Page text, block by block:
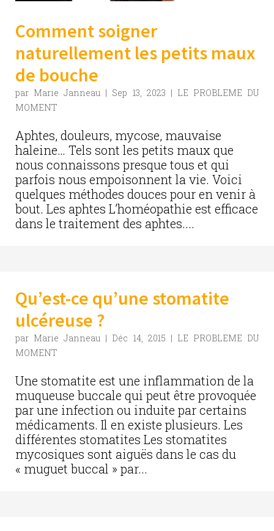
Comment soigner
naturellement les petits maux
de bouche
par Marie Janneau | Sep 13, 2023 | LE PROBLEME DU
MOMENT
Aphtes, douleurs, mycose, mauvaise
haleine… Tels sont les petits maux que
nous connaissons presque tous et qui
parfois nous empoisonnent la vie. Voici
quelques méthodes douces pour en venir à
bout. Les aphtes L’homéopathie est efficace
dans le traitement des aphtes....
Qu’est-ce qu’une stomatite
ulcéreuse ?
par Marie Janneau | Déc 14, 2015 | LE PROBLEME DU
MOMENT
Une stomatite est une inflammation de la
muqueuse buccale qui peut être provoquée
par une infection ou induite par certains
médicaments. Il en existe plusieurs. Les
différentes stomatites Les stomatites
mycosiques sont aiguës dans le cas du
« muguet buccal » par...